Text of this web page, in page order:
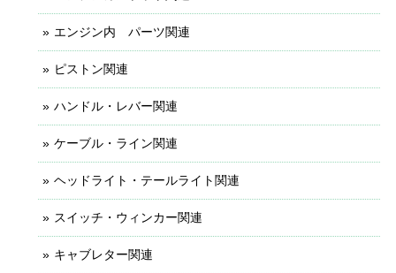
エンジン内 パーツ関連
ピストン関連
ハンドル・レバー関連
ケーブル・ライン関連
ヘッドライト・テールライト関連
スイッチ・ウィンカー関連
キャブレター関連